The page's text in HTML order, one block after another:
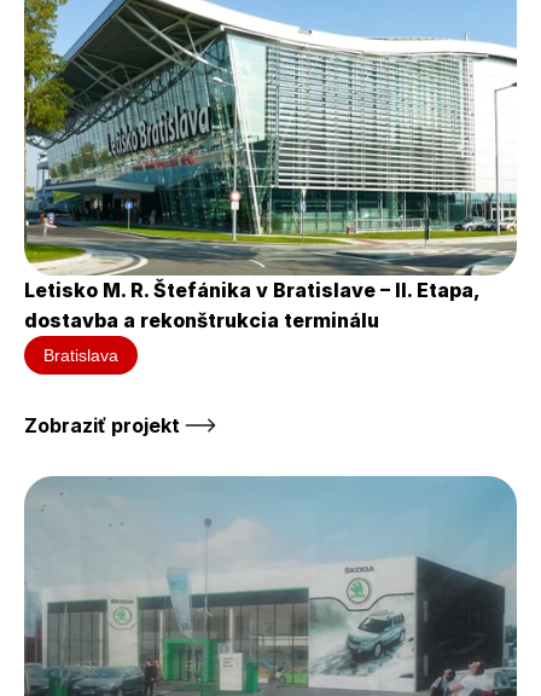
Letisko M. R. Štefánika v Bratislave – II. Etapa,
dostavba a rekonštrukcia terminálu
Bratislava
Zobraziť projekt